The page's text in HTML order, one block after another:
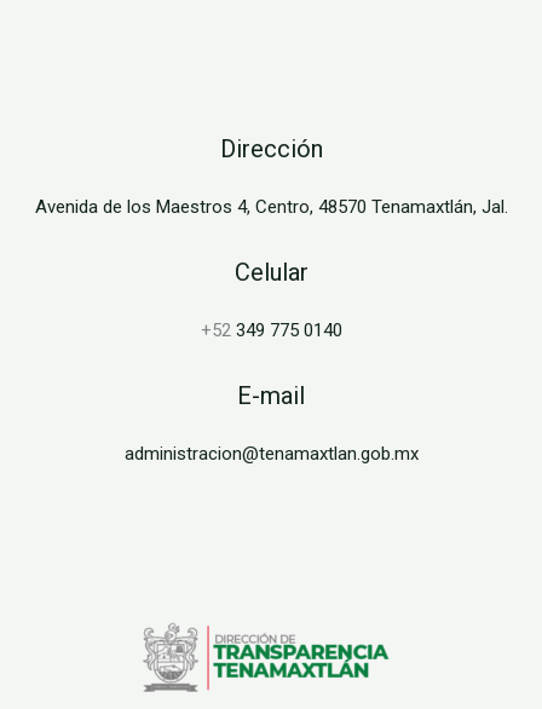
Dirección
Avenida de los Maestros 4, Centro, 48570 Tenamaxtlán, Jal.
Celular
+52 349 775 0140
E-mail
administracion@tenamaxtlan.gob.mx